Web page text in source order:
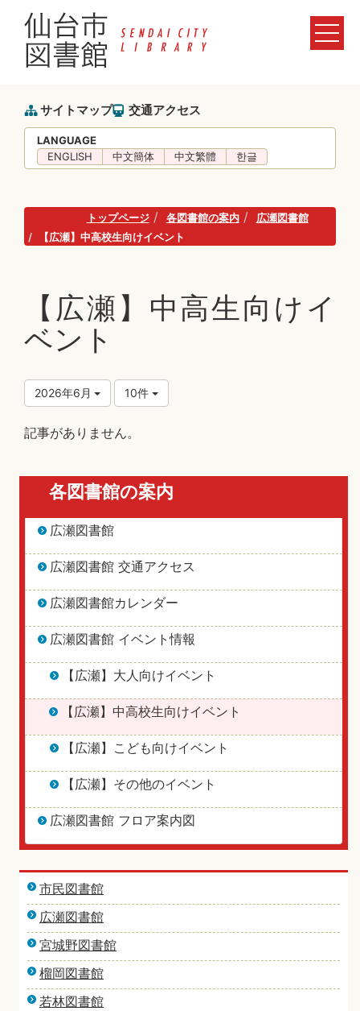
サイトマップ 交通アクセス
LANGUAGE
ENGLISH
中文簡体 中文繁體 한글
トップページ 各図書館の案内
広瀬図書館
【広瀬】中高校生向けイベント
【広瀬】中高生向けイ
ベント
2026年6月 10件
記事がありません。
各図書館の案内
広瀬図書館
広瀬図書館 交通アクセス
広瀬図書館カレンダー
広瀬図書館 イベント情報
【広瀬】大人向けイベント
【広瀬】中高校生向けイベント
【広瀬】こども向けイベント
【広瀬】その他のイベント
広瀬図書館 フロア案内図
市民図書館
広瀬図書館
宮城野図書館
榴岡図書館
若林図書館